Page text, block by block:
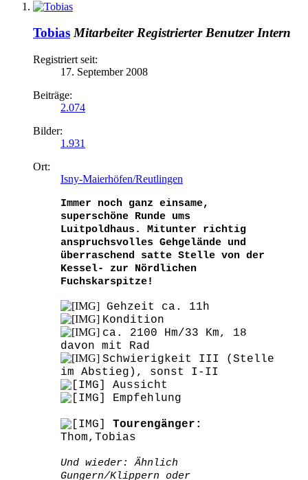
Tobias Mitarbeiter Registrierter Benutzer Intern
Registriert seit:
17. September 2008
Beiträge:
2.074
Bilder:
1.931
Ort:
Isny-Maierhöfen/Reutlingen
Immer noch ganz einsame,
superschöne Runde ums
Luitpoldhaus. Mitunter richtig
anspruchsvolles Gehgelände und
überraschend satte Stelle von der
Kessel- zur Nördlichen
Fuchskarspitze!
Gehzeit ca. 11h
Kondition
ca. 2100 Hm/33 Km, 18
davon mit Rad
Schwierigkeit III (Stelle
im Abstieg), sonst I-II
Aussicht
Empfehlung
Tourengänger:
Thom,Tobias
Und wieder: Ähnlich
Gungern/Klippern oder